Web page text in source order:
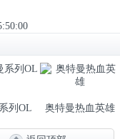
列OL 奥特曼热血英雄